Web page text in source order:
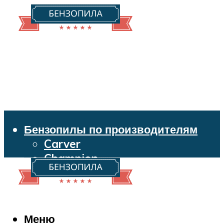
Бензопилы по производителям
Carver
Champion
Echo
Husqvarna
Makita
Меню